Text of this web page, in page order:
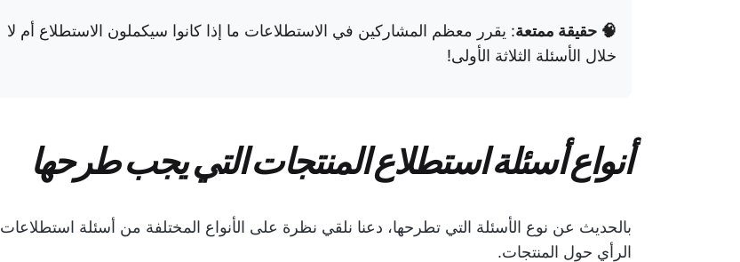
🧠 حقيقة ممتعة: يقرر معظم المشاركين في الاستطلاعات ما إذا كانوا سيكملون الاستطلاع أم لا
خلال الأسئلة الثلاثة الأولى!
أنواع أسئلة استطلاع المنتجات التي يجب طرحها
بالحديث عن نوع الأسئلة التي تطرحها، دعنا نلقي نظرة على الأنواع المختلفة من أسئلة استطلاعات
الرأي حول المنتجات.